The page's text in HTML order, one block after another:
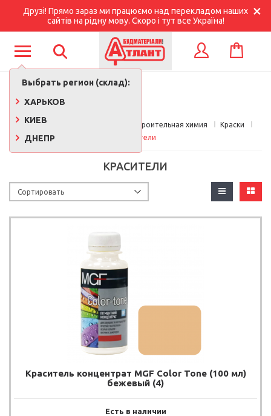
Друзі! Прямо зараз ми працюємо над перекладом наших
сайтів на рідну мову. Скоро і тут все Україна!
Выбрать регион (склад):
ХАРЬКОВ
КИЕВ
ДНЕПР
КОРЗИНА
Главная Краски, лаки, клеи, строительная химия
Краски
Красители
КРАСИТЕЛИ
Краситель концентрат MGF Color Tone (100 мл)
бежевый (4)
Есть в наличии